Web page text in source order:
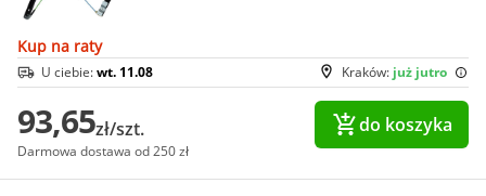
Kup na raty
Kraków: już jutro
U ciebie:wt. 11.08
93,65zł/szt.
Darmowa dostawa od 250 zł
do koszyka